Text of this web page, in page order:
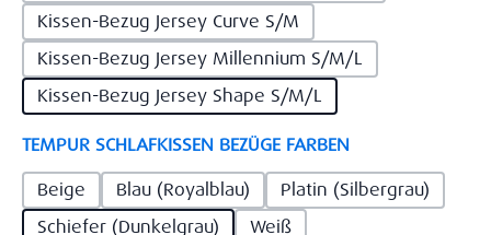
Kissen-Bezug Jersey Curve S/M
Kissen-Bezug Jersey Millennium S/M/L
Kissen-Bezug Jersey Shape S/M/L
TEMPUR SCHLAFKISSEN BEZÜGE FARBEN
Beige
Blau (Royalblau)
Platin (Silbergrau)
Schiefer (Dunkelgrau)
Weiß